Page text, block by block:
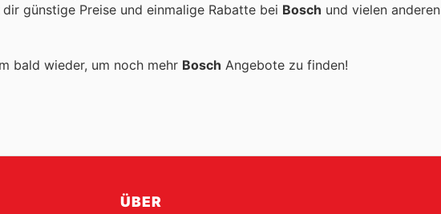
günstige Preise und einmalige Rabatte bei Bosch und vielen anderen
bald wieder, um noch mehr Bosch Angebote zu finden!
ÜBER